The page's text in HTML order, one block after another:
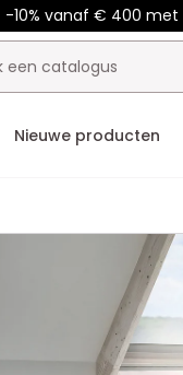
-10% vanaf € 400 met
Nieuwe producten